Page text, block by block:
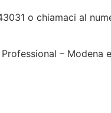
o chiamaci al
– Modena